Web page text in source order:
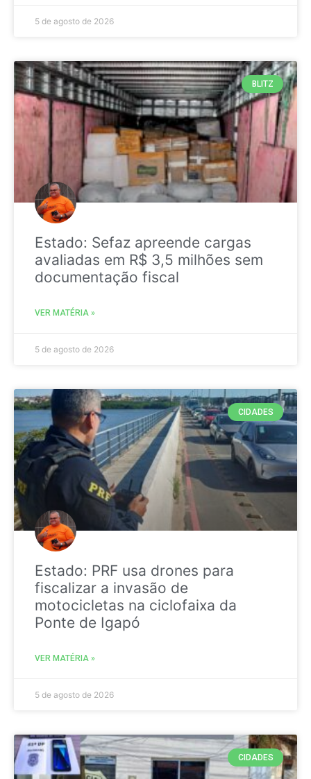
5 de agosto de 2026
BLITZ
Estado: Sefaz apreende cargas
avaliadas em R$ 3,5 milhões sem
documentação fiscal
VER MATÉRIA »
5 de agosto de 2026
CIDADES
Estado: PRF usa drones para
fiscalizar a invasão de
motocicletas na ciclofaixa da
Ponte de Igapó
VER MATÉRIA »
5 de agosto de 2026
CIDADES